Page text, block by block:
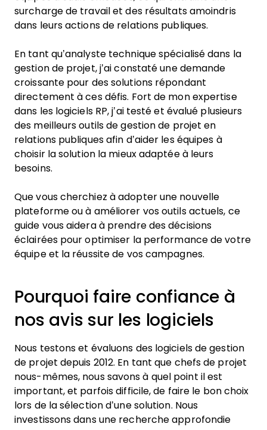
surcharge de travail et des résultats amoindris
dans leurs actions de relations publiques.
En tant qu’analyste technique spécialisé dans la
gestion de projet, j’ai constaté une demande
croissante pour des solutions répondant
directement à ces défis. Fort de mon expertise
dans les logiciels RP, j’ai testé et évalué plusieurs
des meilleurs outils de gestion de projet en
relations publiques afin d’aider les équipes à
choisir la solution la mieux adaptée à leurs
besoins.
Que vous cherchiez à adopter une nouvelle
plateforme ou à améliorer vos outils actuels, ce
guide vous aidera à prendre des décisions
éclairées pour optimiser la performance de votre
équipe et la réussite de vos campagnes.
Pourquoi faire confiance à
nos avis sur les logiciels
Nous testons et évaluons des logiciels de gestion
de projet depuis 2012. En tant que chefs de projet
nous-mêmes, nous savons à quel point il est
important, et parfois difficile, de faire le bon choix
lors de la sélection d’une solution. Nous
investissons dans une recherche approfondie